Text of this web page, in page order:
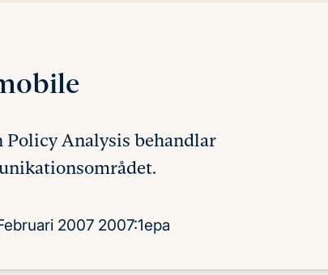
Policy Analysis behandlar
2007 2007:1epa